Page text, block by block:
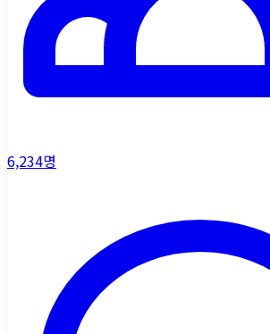
6,234명